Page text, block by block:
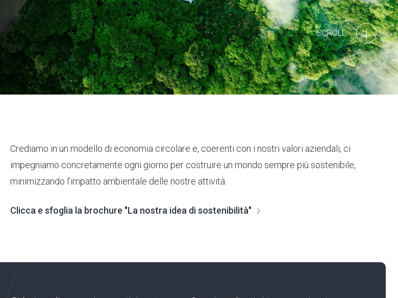
SCROLL
Crediamo in un modello di economia circolare e, coerenti con i nostri valori aziendali, ci
impegniamo concretamente ogni giorno per costruire un mondo sempre più sostenibile,
minimizzando l’impatto ambientale delle nostre attività.
Clicca e sfoglia la brochure "La nostra idea di sostenibilità"